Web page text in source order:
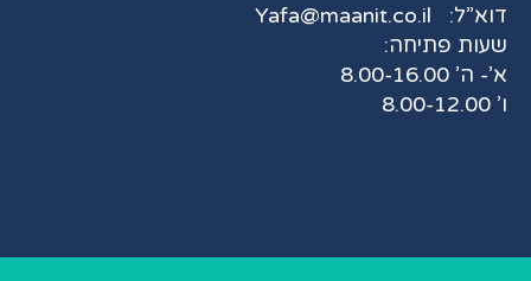
דוא”ל:
Yafa@maanit.co.il
שעות פתיחה:
א’- ה’ 8.00-16.00
ו’ 8.00-12.00